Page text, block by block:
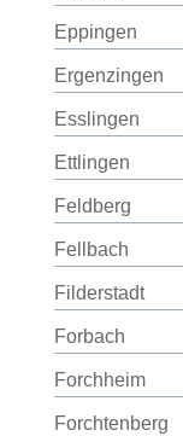
Eppingen
Ergenzingen
Esslingen
Ettlingen
Feldberg
Fellbach
Filderstadt
Forbach
Forchheim
Forchtenberg